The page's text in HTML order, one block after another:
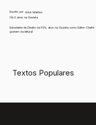
Escrito por
Erick Martins
Há 2 anos na Gazeta
Estudante de Direito da FGV, atuo na Gazeta como Editor-
gostem da leitura!
Textos Populares